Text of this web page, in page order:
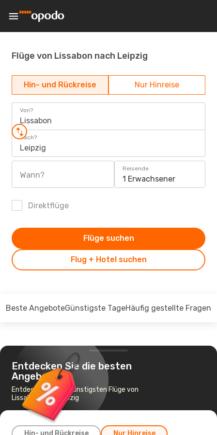
Flüge von Lissabon nach Leipzig
Hin- und Rückreise Nur Hinreise
Von?
Lissabon
Nach?
Leipzig
Wann?
Reisende
1 Erwachsener
Direktflüge
Flug + Hotel suchen
Flüge suchen
Beste AngeboteGünstigste TageHäufig gestellte Fragen
Entdecken Sie die besten
Angebote
Entdecken Sie die günstigsten Flüge von
Lissabon nach Leipzig
Hin- und Rückreise Nur Hinreise